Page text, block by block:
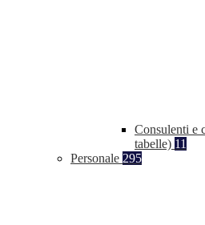
Consulenti e
tabelle) 11
Personale 295